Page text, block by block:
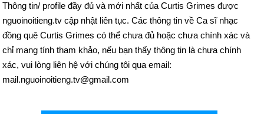
Thông tin/ profile đầy đủ và mới nhất của Curtis Grimes được
nguoinoitieng.tv cập nhật liên tục. Các thông tin về Ca sĩ nhạc
đồng quê Curtis Grimes có thể chưa đủ hoặc chưa chính xác và
chỉ mang tính tham khảo, nếu bạn thấy thông tin là chưa chính
xác, vui lòng liên hệ với chúng tôi qua email:
mail.nguoinoitieng.tv@gmail.com